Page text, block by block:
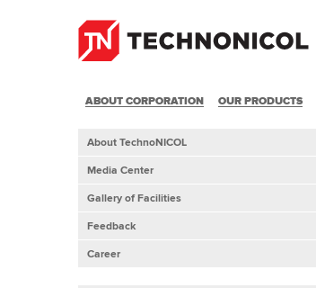
ABOUT CORPORATION OUR PRODUCTS
About TechnoNICOL
Media Center
Gallery of Facilities
Feedback
Career